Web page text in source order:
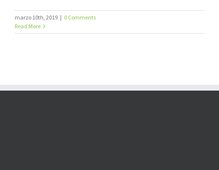
marzo 10th, 2019 | 0 Comments
Read More